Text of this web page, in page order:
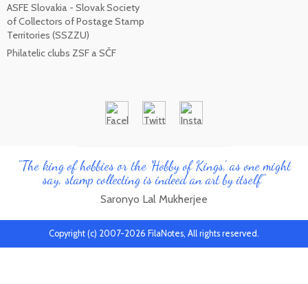
ASFE Slovakia - Slovak Society
of Collectors of Postage Stamp
Territories (SSZZU)
Philatelic clubs ZSF a SČF
"The king of hobbies or the 'Hobby of Kings', as one might
say, stamp collecting is indeed an art by itself"
Saronyo Lal Mukherjee
Copyright (c) 2007-2026 FilaNotes, All rights reserved.